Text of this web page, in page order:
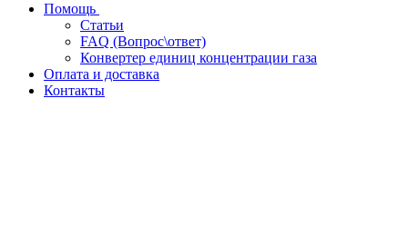
Помощь
Статьи
FAQ (Вопрос\ответ)
Конвертер единиц концентрации газа
Оплата и доставка
Контакты